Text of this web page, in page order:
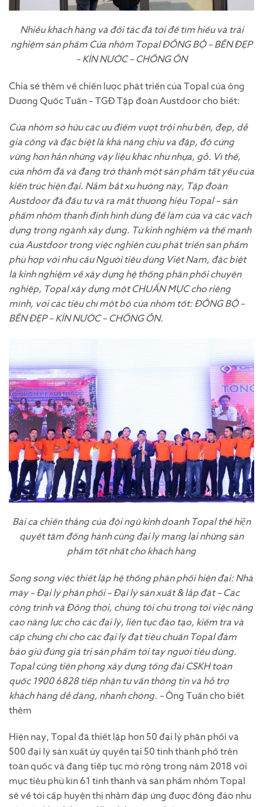
Nhiều khách hàng và đối tác đã tới để tìm hiểu và trải
nghiệm sản phẩm Cửa nhôm Topal ĐỒNG BỘ – BỀN ĐẸP
– KÍN NƯỚC – CHỐNG ỒN
Chia sẻ thêm về chiến lược phát triển của Topal của ông
Dương Quốc Tuấn – TGĐ Tập đoàn Austdoor cho biết:
Cửa nhôm sở hữu các ưu điểm vượt trội như bền, đẹp, dễ
gia công và đặc biệt là khả năng chịu va đập, độ cứng
vững hơn hẳn những vậy liệu khác như nhựa, gỗ. Vì thế,
cửa nhôm đã và đang trở thành một sản phẩm tất yếu của
kiến trúc hiện đại. Nắm bắt xu hướng này, Tập đoàn
Austdoor đã đầu tư và ra mắt thương hiệu Topal – sản
phẩm nhôm thanh định hình dùng để làm cửa và các vách
dựng trong ngành xây dựng. Từ kinh nghiệm và thế mạnh
của Austdoor trong việc nghiên cứu phát triển sản phẩm
phù hợp với nhu cầu Người tiêu dùng Việt Nam, đặc biệt
là kinh nghiệm về xây dựng hệ thống phân phối chuyên
nghiệp, Topal xây dựng một CHUẨN MỰC cho riêng
mình, với các tiêu chí một bộ cửa nhôm tốt: ĐỒNG BỘ –
BỀN ĐẸP – KÍN NƯỚC – CHỐNG ỒN.
Bài ca chiến thắng của đội ngũ kinh doanh Topal thể hiện
quyết tâm đồng hành cùng đại lý mang lại những sản
phẩm tốt nhất cho khách hàng
Song song việc thiết lập hệ thống phân phối hiện đại: Nhà
máy – Đại lý phân phối – Đại lý sản xuất & lắp đặt – Các
công trình và Đồng thời, chúng tôi chú trọng tới việc nâng
cao năng lực cho các đại lý, liên tục đào tạo, kiểm tra và
cấp chứng chỉ cho các đại lý đạt tiêu chuẩn Topal đảm
bảo giữ đúng giá trị sản phẩm tới tay người tiêu dùng.
Topal cũng tiên phong xây dựng tổng đài CSKH toàn
quốc 1900 6828 tiếp nhận tư vấn thông tin và hỗ trợ
khách hàng dễ dàng, nhanh chóng. –Ông Tuấn cho biết
thêm
Hiện nay, Topal đã thiết lập hơn 50 đại lý phân phối và
500 đại lý sản xuất ủy quyền tại 50 tỉnh thành phố trên
toàn quốc và đang tiếp tục mở rộng trong năm 2018 với
mục tiêu phủ kín 61 tỉnh thành và sản phẩm nhôm Topal
sẽ về tới cấp huyện thị nhằm đáp ứng được đông đảo nhu